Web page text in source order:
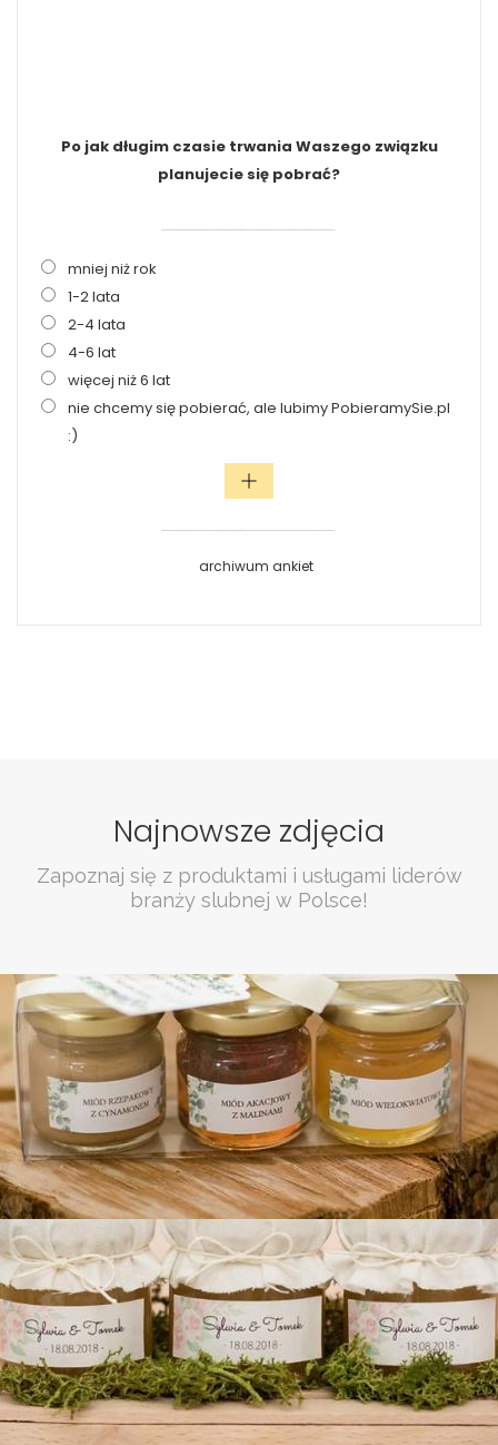
Po jak długim czasie trwania Waszego związku
planujecie się pobrać?
mniej niż rok
1-2 lata
2-4 lata
4-6 lat
więcej niż 6 lat
nie chcemy się pobierać, ale lubimy PobieramySie.pl
:)
archiwum ankiet
Najnowsze zdjęcia
Zapoznaj się z produktami i usługami liderów
branży slubnej w Polsce!